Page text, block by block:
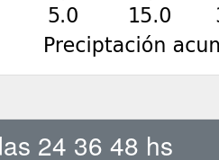
24 36 48 hs